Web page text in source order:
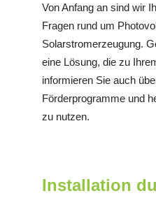
Von Anfang an sind wir
Fragen rund um
Solarstromerzeugung.
eine Lösung, die zu
informieren Sie auch
Förderprogramme und
zu nutzen.
Installation